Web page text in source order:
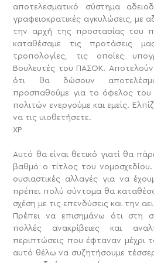
αποτελεσματικό σύστημα
γραφειοκρατικές αγκυλώσεις, με
την αρχή της προστασίας του
καταθέσαμε τις προτάσεις
τροπολογίες, τις οποίες
Βουλευτές του ΠΑΣΟΚ. Αποτελούν
ότι θα δώσουν
προσπαθούμε για το όφελος
πολιτών ενεργούμε και εμείς.
να τις υιοθετήσετε.
XP
Αυτό θα είναι θετικό γιατί θα
βαθμό ο τίτλος του νομοσχεδίου.
ουσιαστικές αλλαγές για να
πρέπει πολύ σύντομα θα
σχέση με τις επενδύσεις και την
Πρέπει να επισημάνω ότι στη
πολλές ανακρίβειες και
περιπτώσεις που έφταναν μέχρι
αυτό θέλω να συζητήσουμε